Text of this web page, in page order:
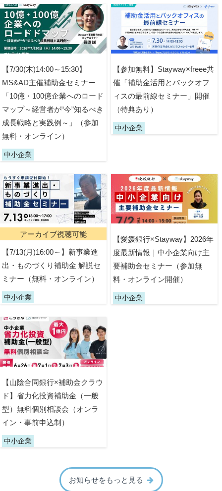
【7/30(木)14:00～15:30】
MS&AD主催補助金セミナー
「10億・100億企業へのロード
マップ～経営者が“今”知るべき
成長戦略と実践例～」（参加
無料・オンライン）
中小企業
【参加無料】Stayway×freee共
催「補助金活用とバックオフ
ィスの最前線セミナー」開催
（特典あり）
中小企業
アーカイブ視聴可能
【7/13(月)16:00～】新事業進
出・ものづくり補助金 解説セ
ミナー（無料・オンライン）
中小企業
【愛媛銀行×Stayway】2026年
度最新情報｜中小企業向け主
要補助金セミナー（参加無
料・オンライン開催）
中小企業
【山陰合同銀行×補助金クラウ
ド】省力化投資補助金（一般
型）無料個別相談会（オンラ
イン・事前申込制）
中小企業
お知らせをもっと見る